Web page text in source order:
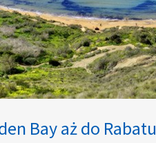
Bay aż do Rabatu